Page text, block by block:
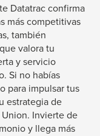
Datatrac confirma
más competitivas
también
valora tu
y servicio
Si no habías
para impulsar tus
estrategia de
Invierte de
y llega más